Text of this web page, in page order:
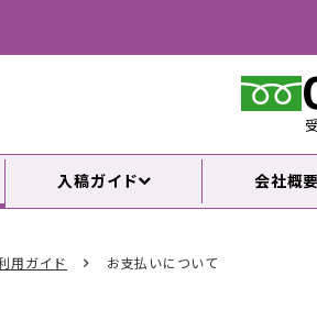
入稿ガイド 会社概
用ガイド お支払いについて